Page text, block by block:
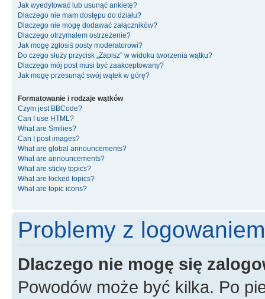
Jak wyedytować lub usunąć ankietę?
Dlaczego nie mam dostępu do działu?
Dlaczego nie mogę dodawać załączników?
Dlaczego otrzymałem ostrzeżenie?
Jak mogę zgłosiś posty moderatorowi?
Do czego służy przycisk „Zapisz” w widoku tworzenia wątku?
Dlaczego mój post musi być zaakceptowany?
Jak mogę przesunąć swój wątek w górę?
Formatowanie i rodzaje wątków
Czym jest BBCode?
Can I use HTML?
What are Smilies?
Can I post images?
What are global announcements?
What are announcements?
What are sticky topics?
What are locked topics?
What are topic icons?
Problemy z
Dlaczego nie mogę się
Powodów może być kilka. Po